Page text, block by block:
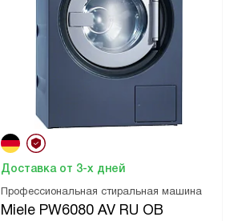
Профессиональная стиральная машина
Miele PW6080 AV RU OB
Доставка от 3-х дней